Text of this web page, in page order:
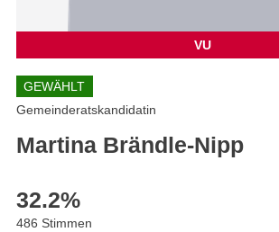
VU
GEWÄHLT
Gemeinderatskandidatin
Martina Brändle-Nipp
32.2%
486 Stimmen